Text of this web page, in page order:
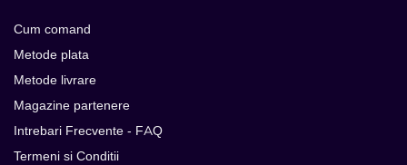
Cum comand
Metode plata
Metode livrare
Magazine partenere
Intrebari Frecvente - FAQ
Termeni si Conditii